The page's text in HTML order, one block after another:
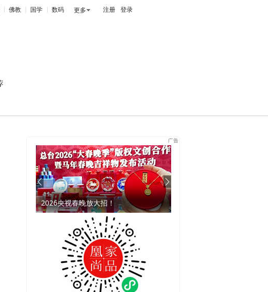
佛教 国学 数码 更多 注册 登录
剃须刀界“劳S莱斯”，速抢！